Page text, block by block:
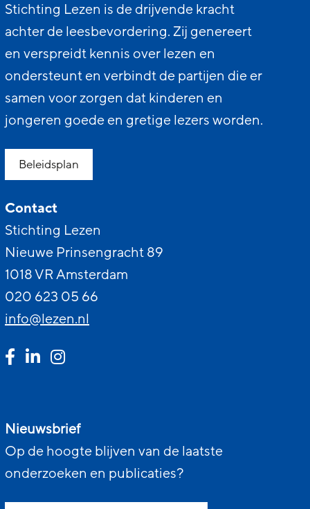
Stichting Lezen is de drijvende kracht
achter de leesbevordering. Zij genereert
en verspreidt kennis over lezen en
ondersteunt en verbindt de partijen die er
samen voor zorgen dat kinderen en
jongeren goede en gretige lezers worden.
Beleidsplan
Contact
Stichting Lezen
Nieuwe Prinsengracht 89
1018 VR Amsterdam
020 623 05 66
info@lezen.nl
Nieuwsbrief
Op de hoogte blijven van de laatste
onderzoeken en publicaties?